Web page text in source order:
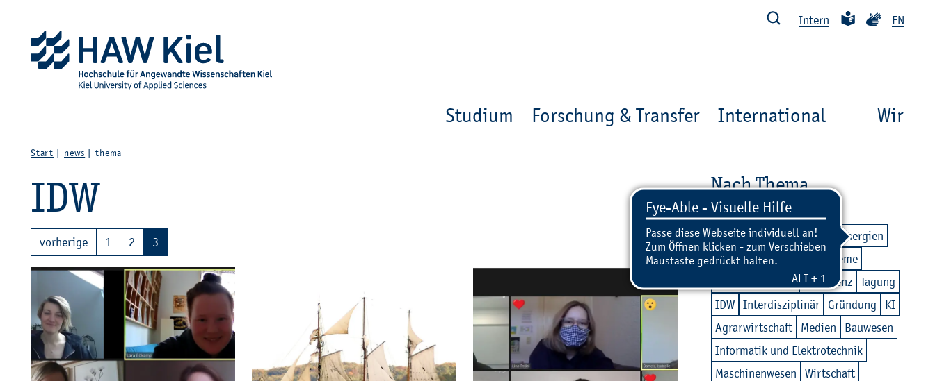
Such­ben In­tern Leich­te Spra­che
EN
Studium Forschung & Transfer International Wir
Start news thema
IDW
vor­he­ri­ge 1 2 3
Nach Thema
Nach­hal­tig­keit
Di­gi­ta­li­sie­rung Zu­kunfts­en­er­gi­en
Mo­bi­li­tät Ma­ri­ti­me Sys­te­me
Ex­zel­len­te Lehre
Kon­fe­renz Ta­gung
IDW In­ter­dis­zi­pli­när Grün­dung
KI
Agrar­wirt­schaft
Me­di­en
Bau­we­sen
In­for­ma­tik und Elek­tro­tech­nik
Ma­schi­nen­we­sen
Wirt­schaft